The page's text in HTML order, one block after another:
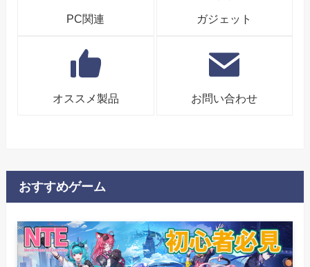
PC関連 ガジェット
オススメ製品 お問い合わせ
おすすめゲーム